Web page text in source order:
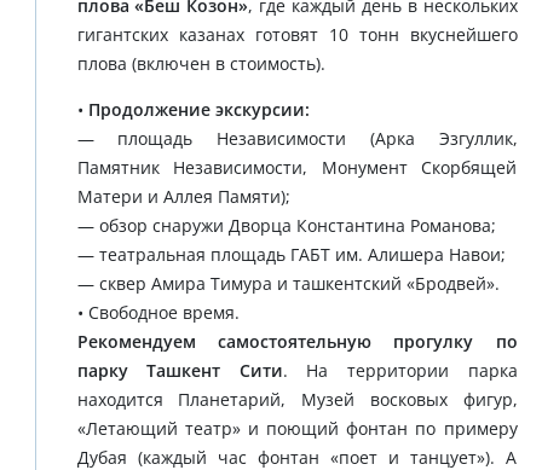
плова «Беш Козон», где каждый день в нескольких
гигантских казанах готовят 10 тонн вкуснейшего
плова (включен в стоимость).
• Продолжение экскурсии:
— площадь Независимости (Арка Эзгуллик,
Памятник Независимости, Монумент Скорбящей
Матери и Аллея Памяти);
— обзор снаружи Дворца Константина Романова;
— театральная площадь ГАБТ им. Алишера Навои;
— сквер Амира Тимура и ташкентский «Бродвей».
• Свободное время.
Рекомендуем самостоятельную прогулку по
парку Ташкент Сити. На территории парка
находится Планетарий, Музей восковых фигур,
«Летающий театр» и поющий фонтан по примеру
Дубая (каждый час фонтан «поет и танцует»). А